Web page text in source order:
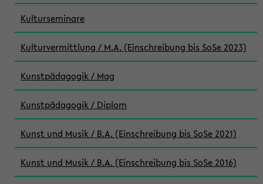
Kulturseminare
Kulturvermittlung / M.A. (Einschreibung bis SoSe 2023)
Kunstpädagogik / Mag
Kunstpädagogik / Diplom
Kunst und Musik / B.A. (Einschreibung bis SoSe 2021)
Kunst und Musik / B.A. (Einschreibung bis SoSe 2016)